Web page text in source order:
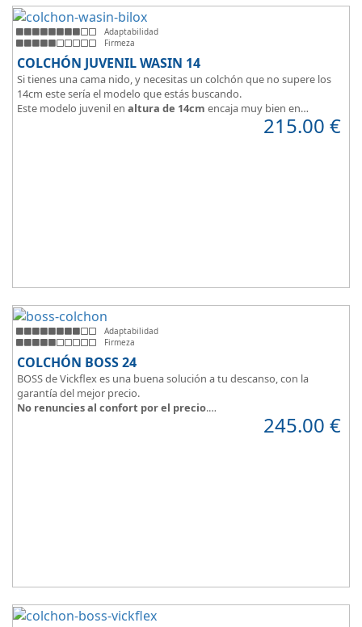
Adaptabilidad
Firmeza
COLCHÓN JUVENIL WASIN 14
Si tienes una cama nido, y necesitas un colchón que no supere los
14cm este sería el modelo que estás buscando.
Este modelo juvenil en altura de 14cm encaja muy bien en
215.00 €
Adaptabilidad
Firmeza
COLCHÓN BOSS 24
BOSS de Vickflex es una buena solución a tu descanso, con la
garantía del mejor precio.
No renuncies al confort por el precio.
núcleo firme y resistenteque combinado
con su material viscoelástico ViscoPlume en ambas caras y algodón
245.00 €